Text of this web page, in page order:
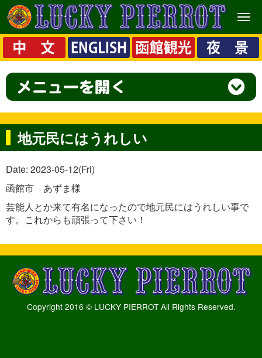
メ
ニ
ュ
ー
地元民にはうれしい
Date: 2023-05-12(Fri)
函館市 あずま様
芸能人とか来て有名になったので地元民にはうれしい事で
す。これからも頑張って下さい！
Copyright 2016 © LUCKY PIERROT All Rights Reserved.